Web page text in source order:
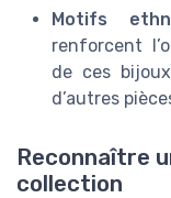
Motifs
renforcent
de ces
d’autres
Reconnaître
collection